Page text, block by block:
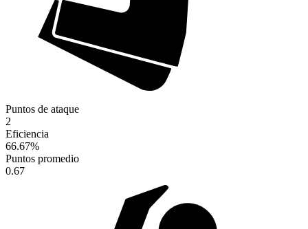
Puntos de ataque
2
Eficiencia
66.67%
Puntos promedio
0.67